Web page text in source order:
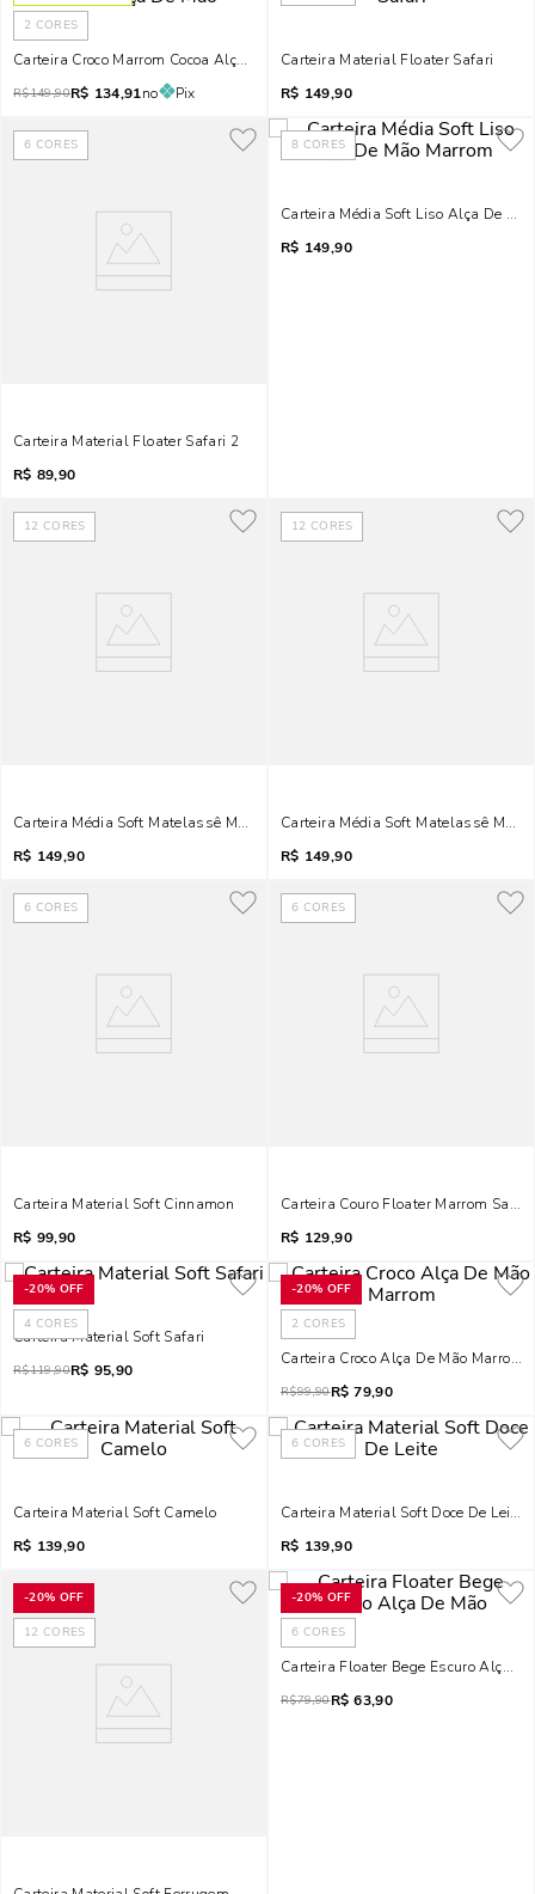
2 CORES
Carteira Croco Marrom Cocoa Alça De Mão
R$149,90R$ 134,91no Pix
Carteira Material Floater Safari
R$ 149,90
6 CORES
Carteira Material Floater Safari 2
R$ 89,90
8 CORES
Carteira Média Soft Liso Alça De
R$ 149,90
12 CORES
Carteira Média Soft Matelassê Marrom Dark
R$ 149,90
12 CORES
Carteira Média Soft Matelassê
R$ 149,90
6 CORES
Carteira Material Soft Cinnamon
R$ 99,90
6 CORES
Carteira Couro Floater Marrom Safari
R$ 129,90
-20% OFF
4 CORES
Carteira Material Soft Safari
R$119,90R$ 95,90
-20% OFF
2 CORES
Carteira Croco Alça De Mão Marrom
R$99,90R$ 79,90
6 CORES
Carteira Material Soft Camelo
R$ 139,90
6 CORES
Carteira Material Soft Doce De Leite
R$ 139,90
-20% OFF
12 CORES
-20% OFF
6 CORES
Carteira Floater Bege Escuro Alça
R$79,90R$ 63,90